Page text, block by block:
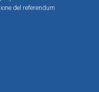
del referendum